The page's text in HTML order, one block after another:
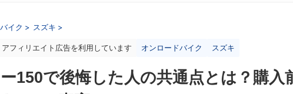
イク > スズキ >
フィリエイト広告を利用しています オンロードバイク スズキ
150で後悔した人の共通点とは？購入